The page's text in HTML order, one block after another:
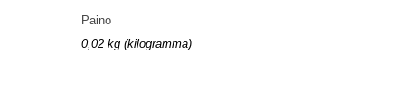
Paino
0,02 kg (kilogramma)